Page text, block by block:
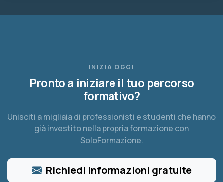
INIZIA OGGI
Pronto a iniziare il tuo percorso
formativo?
Unisciti a migliaia di professionisti e studenti che hanno
già investito nella propria formazione con
SoloFormazione.
Richiedi informazioni gratuite